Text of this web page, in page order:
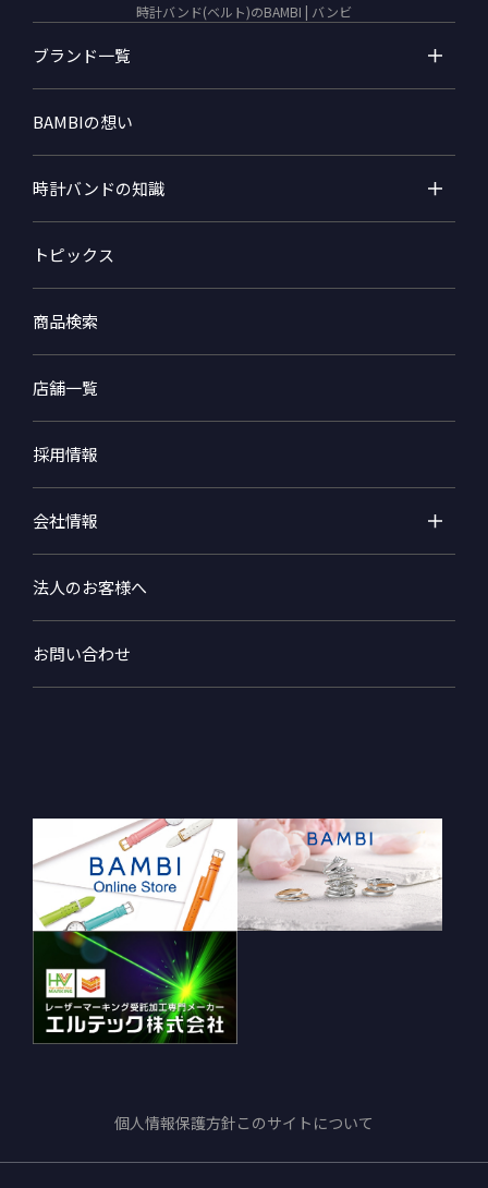
時計バンド(ベルト)のBAMBI | バンビ
ブランド一覧
BAMBIの想い
時計バンドの知識
トピックス
商品検索
店舗一覧
採用情報
会社情報
法人のお客様へ
お問い合わせ
個人情報保護方針このサイトについて